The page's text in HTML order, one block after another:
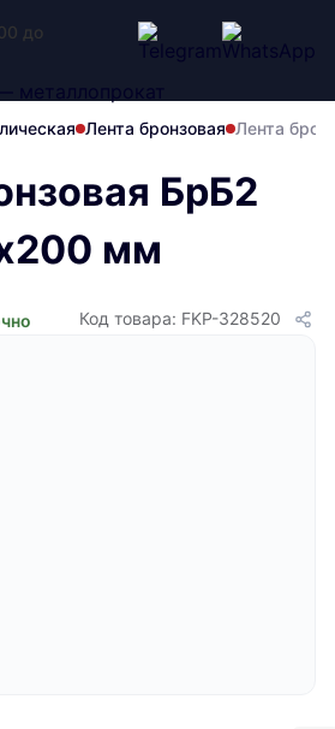
до
Лента бронзовая Лента
БрБ2
мм
Код товара: FKP-328520